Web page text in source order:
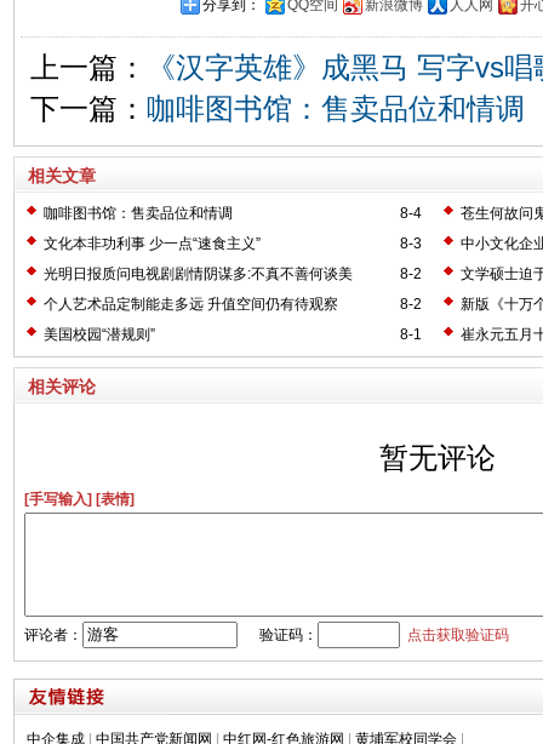
分享到： QQ空间 新浪微博 人人网 开
上一篇：
《汉字英雄》成黑马 写字vs
下一篇： 咖啡图书馆：售卖品位和情调
相关文章
8-4
咖啡图书馆：售卖品位和情调
苍生何故问
8-3
文化本非功利事 少一点“速食主义”
中小文化企
8-2
光明日报质问电视剧剧情阴谋多:不真不善何谈美
文学硕士迫
8-2
个人艺术品定制能走多远 升值空间仍有待观察
新版《十万
8-1
美国校园“潜规则” 崔永元五月
相关评论
暂无评论
[手写输入] [表情]
评论者： 验证码： 点击获取验证码
中企集成 中国共产党新闻网 中红网-红色旅游网 黄埔军校同学会